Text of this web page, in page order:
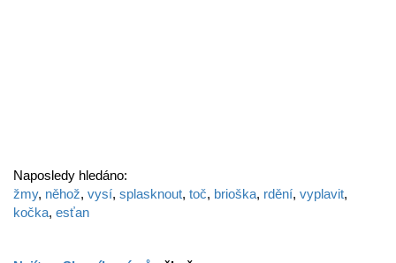
Naposledy hledáno:
žmy, něhož, vysí, splasknout, toč, brioška, rdění, vyplavit,
kočka, esťan